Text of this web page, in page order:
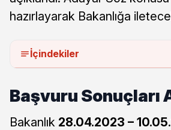
hazırlayarak Bakanlığa
İçindekiler
Başvuru Sonuçları
Bakanlık 28.04.2023 –